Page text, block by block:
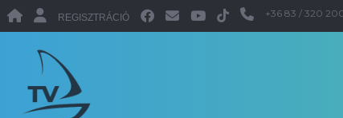
REGISZTRÁCIÓ +36 83 / 320